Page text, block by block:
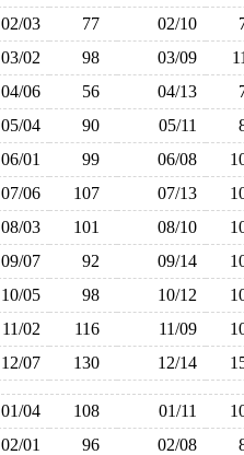
02/03 77 02/10
03/02 98 03/09
04/06 56 04/13
05/04 90 05/11
06/01 99 06/08
07/06 107 07/13
08/03 101 08/10
09/07 92 09/14
10/05 98 10/12
11/02 116 11/09
12/07 130 12/14
01/04 108 01/11
02/01 96 02/08